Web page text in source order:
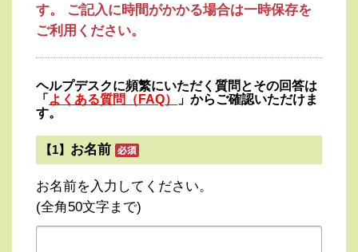
す。 ご記入に時間がかかる場合は一時保存を
ご利用ください。
ヘルプデスクに頻繁にいただく質問とその回答は
「 よくある質問（FAQ）
」からご確認いただけま
す。
【1】 お名前
お名前を入力してください。
(全角50文字まで)